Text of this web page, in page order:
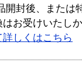
開封後、または
お受けいたし
しくはこちら